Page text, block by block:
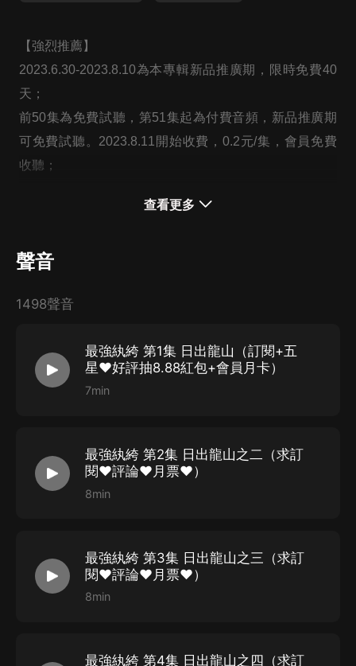
【強烈推薦】
2023.6.30-2023.8.10為本專輯新品推廣期，限時免費40
天；
前50集為免費試聽，第51集起為付費音頻，新品推廣期
可免費試聽。2023.8.11開始收費，0.2元/集，會員免費
收聽；
官場既有刀光劍影，也有旖旎柔情，看似平坦的官路實則
地，劉榮軒是縣委宣傳科一科員，仕途不順，但他的命運
抓住一次機會！
青叔音，參與作品播放量過千萬
眠九
：聲線多變，曾參與錄制70余部有聲書作品
全聲線女播， 擅長角色演繹，參與多部廣播劇與
【作者簡介】
禦史大夫
，人氣網文作家，所寫小說情節跌宕起伏，情節
查看更多
聲音
1498聲音
最強紈絝 第1集 日出龍山（訂閱+五
星❤好評抽8.88紅包+會員月卡）
7min
最強紈絝 第2集 日出龍山之二（求訂
閱❤評論❤月票❤）
8min
最強紈絝 第3集 日出龍山之三（求訂
閱❤評論❤月票❤）
8min
最強紈絝 第4集 日出龍山之四（求訂